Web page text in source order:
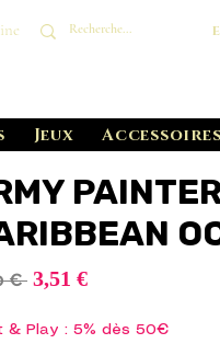
Jeux
€ Prix
3,51 €Prix
& Play : 5% dès 50€